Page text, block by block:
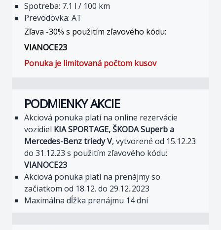
Spotreba: 7.1 l / 100 km
Prevodovka: AT
Zľava -30% s použitím zľavového kódu:
VIANOCE23
Ponuka je limitovaná počtom kusov
PODMIENKY AKCIE
Akciová ponuka platí na online rezervácie
vozidiel KIA SPORTAGE, ŠKODA Superb a
Mercedes-Benz triedy V, vytvorené od 15.12.23
do 31.12.23 s použitím zľavového kódu:
VIANOCE23
Akciová ponuka platí na prenájmy so
začiatkom od 18.12. do 29.12..2023
Maximálna dĺžka prenájmu 14 dní